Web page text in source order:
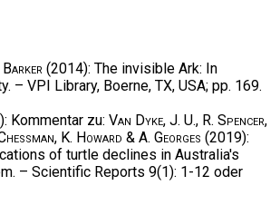
Barker (2014): The invisible Ark: In
– VPI Library, Boerne, TX, USA; pp. 169.
Kommentar zu: Van Dyke, J. U., R. Spencer,
K. Howard & A. Georges (2019):
of turtle declines in Australia's
– Scientific Reports 9(1): 1-12 oder